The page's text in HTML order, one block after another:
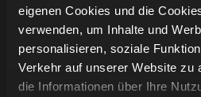
eigenen Cookies und die
verwenden, um Inhalte und
personalisieren, soziale
Verkehr auf unserer Website zu
die Informationen über Ihre
Über uns
Nachhaltigkeit
Wissen